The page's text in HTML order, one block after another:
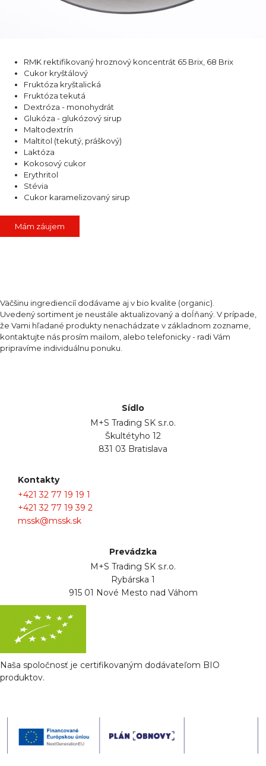
RMK rektifikovaný hroznový koncentrát 65 Brix, 68 Brix
Cukor kryštálový
Fruktóza kryštalická
Fruktóza tekutá
Dextróza - monohydrát
Glukóza - glukózový sirup
Maltodextrín
Maltitol (tekutý, práškový)
Laktóza
Kokosový cukor
Erythritol
Stévia
Cukor karamelizovaný sirup
Mám záujem
Väčšinu ingrediencíí dodávame aj v bio kvalite (organic).
Uvedený sortiment je neustále aktualizovaný a doĺňaný. V prípade,
že Vami hľadané produkty nenachádzate v základnom zozname,
kontaktujte nás prosím mailom, alebo telefonicky - radi Vám
pripravíme individuálnu ponuku.
Sídlo
M+S Trading SK s.r.o.
Škultétyho 12
831 03 Bratislava
Kontakty
+421 32 77 19 19 1
+421 32 77 19 39 2
mssk@mssk.sk
Prevádzka
M+S Trading SK s.r.o.
Rybárska 1
915 01 Nové Mesto nad Váhom
Naša spoločnosť je certifikovaným dodávateľom BIO
produktov.